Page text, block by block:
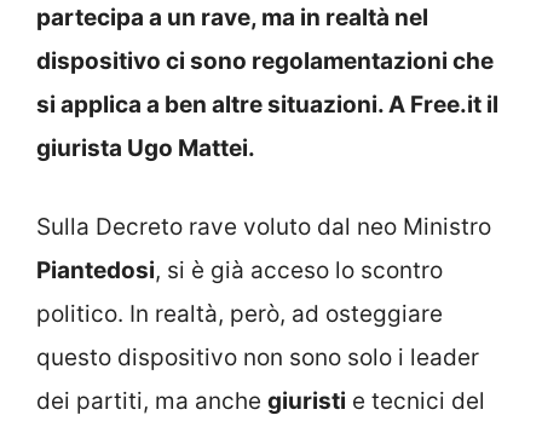
partecipa a un rave, ma in realtà nel
dispositivo ci sono regolamentazioni che
si applica a ben altre situazioni. A Free.it il
giurista Ugo Mattei.
Sulla Decreto rave voluto dal neo Ministro
Piantedosi, si è già acceso lo scontro
politico. In realtà, però, ad osteggiare
questo dispositivo non sono solo i leader
dei partiti, ma anche giuristi e tecnici del